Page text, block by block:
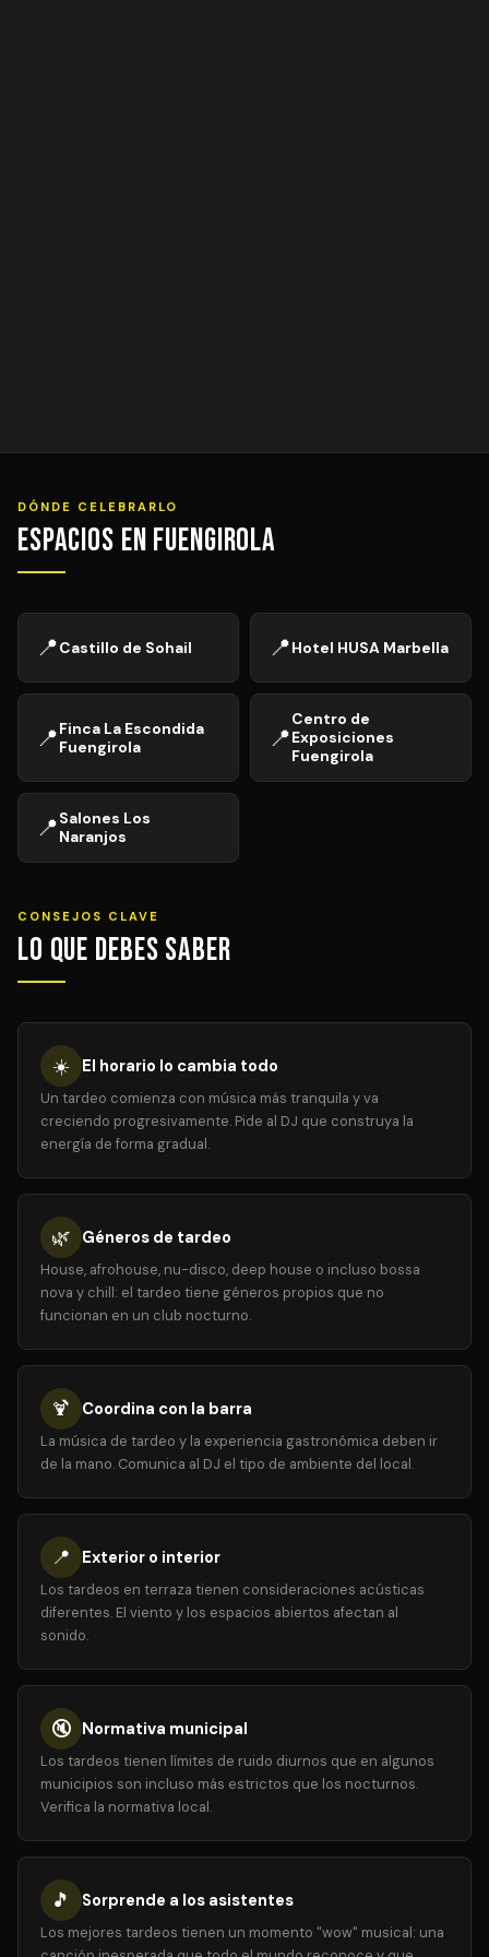
DÓNDE CELEBRARLO
Espacios en Fuengirola
📍Castillo de Sohail 📍Hotel HUSA Marbella
📍Finca La Escondida
Fuengirola
📍
Centro de
Exposiciones
Fuengirola
📍Salones Los
Naranjos
CONSEJOS CLAVE
Lo que debes saber
☀️ El horario lo cambia todo
Un tardeo comienza con música más tranquila y va
creciendo progresivamente. Pide al DJ que construya la
energía de forma gradual.
🌿 Géneros de tardeo
House, afrohouse, nu-disco, deep house o incluso bossa
nova y chill: el tardeo tiene géneros propios que no
funcionan en un club nocturno.
🍹 Coordina con la barra
La música de tardeo y la experiencia gastronómica deben ir
de la mano. Comunica al DJ el tipo de ambiente del local.
📍 Exterior o interior
Los tardeos en terraza tienen consideraciones acústicas
diferentes. El viento y los espacios abiertos afectan al
sonido.
🔇 Normativa municipal
Los tardeos tienen límites de ruido diurnos que en algunos
municipios son incluso más estrictos que los nocturnos.
Verifica la normativa local.
🎵 Sorprende a los asistentes
Los mejores tardeos tienen un momento "wow" musical: una